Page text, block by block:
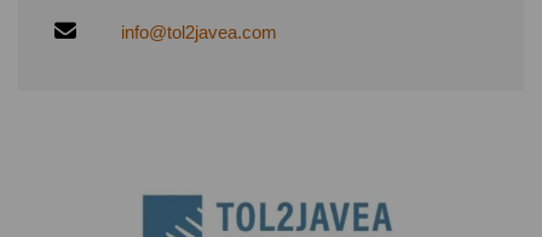
info@tol2javea.com